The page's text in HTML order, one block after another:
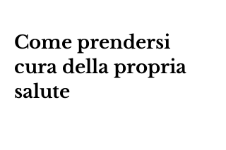
Come prendersi
cura della propria
salute